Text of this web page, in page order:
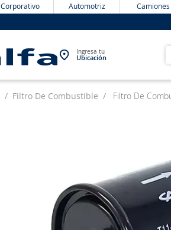
Corporativo Automotriz Camiones
Ingresa tu
Ubicación
Filtro De Combustible Filtro De